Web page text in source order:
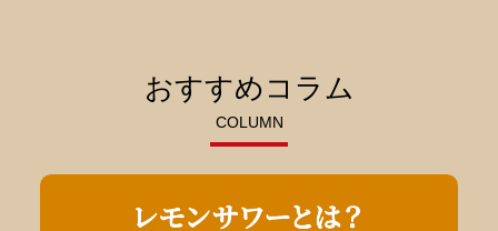
おすすめコラム
COLUMN